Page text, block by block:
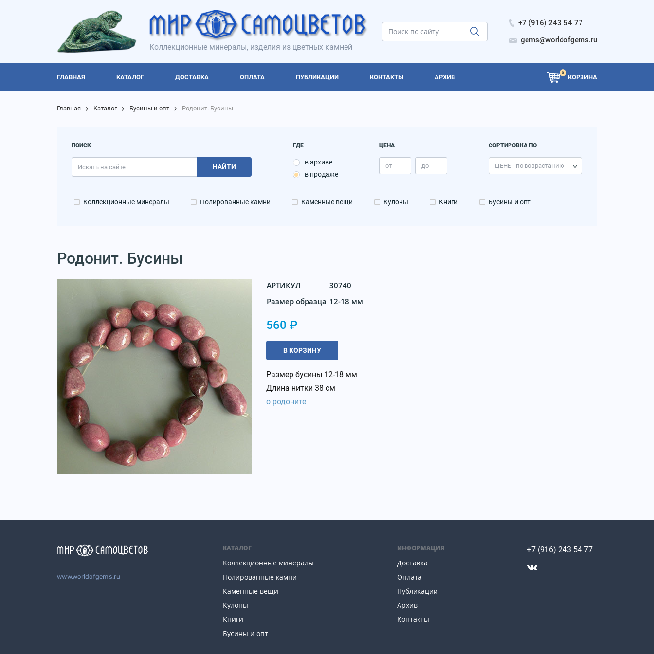
Коллекционные минералы, изделия из цветных камней
+7 (916) 243 54 77
gems@worldofgems.ru
ГЛАВНАЯ КАТАЛОГ ДОСТАВКА ОПЛАТА ПУБЛИКАЦИИ КОНТАКТЫ АРХИВ
0
КОРЗИНА
Главная Каталог Бусины и опт Родонит. Бусины
ПОИСК
НАЙТИ
ГДЕ
в архиве
в продаже
ЦЕНА СОРТИРОВКА ПО
Коллекционные минералы Полированные камни Каменные вещи Кулоны Книги Бусины и опт
Родонит. Бусины
АРТИКУЛ
30740
Размер образца 12-18 мм
560 ₽
В КОРЗИНУ
Размер бусины 12-18 мм
Длина нитки 38 см
о родоните
www.worldofgems.ru
КАТАЛОГ
Коллекционные минералы
Полированные камни
Каменные вещи
Кулоны
Книги
Бусины и опт
ИНФОРМАЦИЯ
Доставка
Оплата
Публикации
Архив
Контакты
+7 (916) 243 54 77